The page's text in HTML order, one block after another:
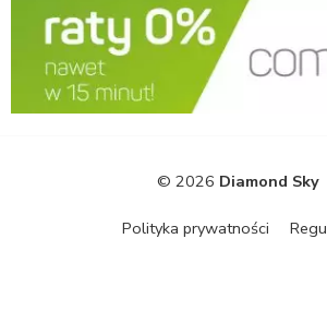
© 2026 Diamond Sky
Polityka prywatności